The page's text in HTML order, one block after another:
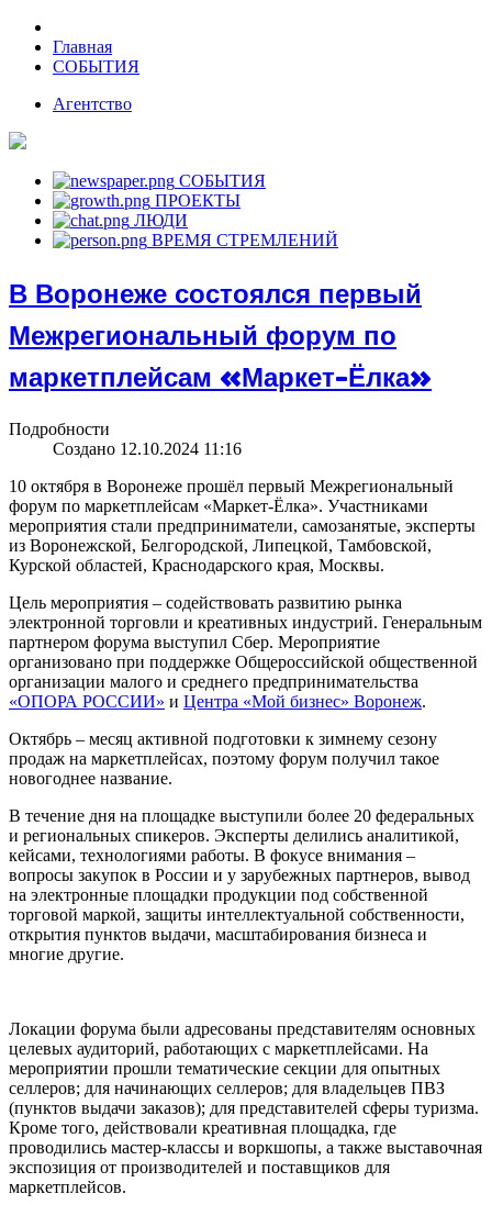
Главная
СОБЫТИЯ
Агентство
СОБЫТИЯ
ПРОЕКТЫ
ЛЮДИ
ВРЕМЯ СТРЕМЛЕНИЙ
В Воронеже состоялся первый
Межрегиональный форум по
маркетплейсам «Маркет-Ёлка»
Подробности
Создано 12.10.2024 11:16
10 октября в Воронеже прошёл первый Межрегиональный
форум по маркетплейсам «Маркет-Ёлка». Участниками
мероприятия стали предприниматели, самозанятые, эксперты
из Воронежской, Белгородской, Липецкой, Тамбовской,
Курской областей, Краснодарского края, Москвы.
Цель мероприятия – содействовать развитию рынка
электронной торговли и креативных индустрий. Генеральным
партнером форума выступил Сбер. Мероприятие
организовано при поддержке Общероссийской общественной
организации малого и среднего предпринимательства
«ОПОРА РОССИИ» и Центра «Мой бизнес» Воронеж.
Октябрь – месяц активной подготовки к зимнему сезону
продаж на маркетплейсах, поэтому форум получил такое
новогоднее название.
В течение дня на площадке выступили более 20 федеральных
и региональных спикеров. Эксперты делились аналитикой,
кейсами, технологиями работы. В фокусе внимания –
вопросы закупок в России и у зарубежных партнеров, вывод
на электронные площадки продукции под собственной
торговой маркой, защиты интеллектуальной собственности,
открытия пунктов выдачи, масштабирования бизнеса и
многие другие.
Локации форума были адресованы представителям основных
целевых аудиторий, работающих с маркетплейсами. На
мероприятии прошли тематические секции для опытных
селлеров; для начинающих селлеров; для владельцев ПВЗ
(пунктов выдачи заказов); для представителей сферы туризма.
Кроме того, действовали креативная площадка, где
проводились мастер-классы и воркшопы, а также выставочная
экспозиция от производителей и поставщиков для
маркетплейсов.